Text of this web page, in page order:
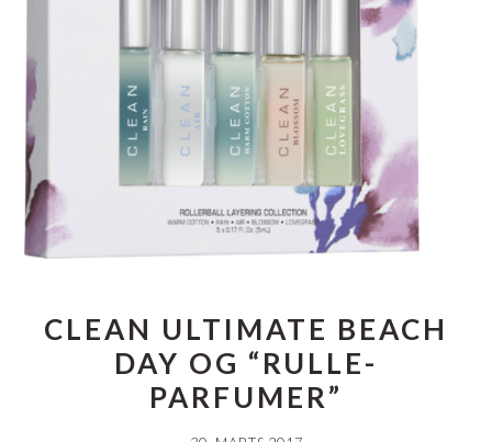
CLEAN ULTIMATE BEACH
DAY OG “RULLE-
PARFUMER”